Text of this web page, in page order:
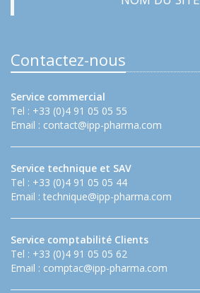
Contactez-nous
Service commercial
Tel : +33 (0)4 91 05 05 55
Email : contact@ipp-pharma.com
Service technique et SAV
Tel : +33 (0)4 91 05 05 44
Email : technique@ipp-pharma.com
Service comptabilité Clients
Tel : +33 (0)4 91 05 05 62
Email : comptac@ipp-pharma.com